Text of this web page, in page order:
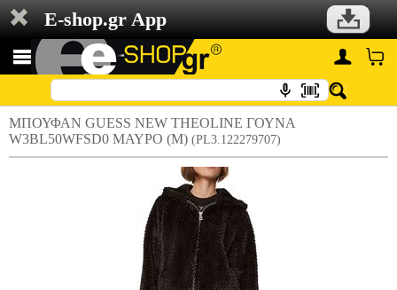
E-shop.gr App
ΜΠΟΥΦΑΝ GUESS NEW THEOLINE ΓΟΥΝΑ
W3BL50WFSD0 ΜΑΥΡΟ (M) (PL3.122279707)